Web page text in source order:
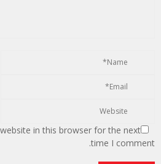
in this browser for the next
time I comment.